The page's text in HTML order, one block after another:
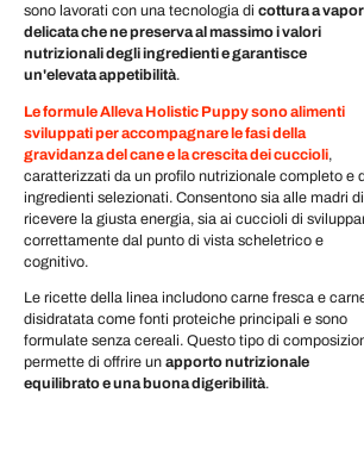
sono lavorati con una tecnologia di cottura a
delicata che ne preserva al massimo i valori
nutrizionali degli ingredienti e garantisce
un'elevata appetibilità.
Le formule Alleva Holistic Puppy sono alimenti
sviluppati per accompagnare le fasi della
gravidanza del cane e la crescita dei cuccioli,
caratterizzati da un profilo nutrizionale completo e
ingredienti selezionati. Consentono sia alle madri di
ricevere la giusta energia, sia ai cuccioli di
correttamente dal punto di vista scheletrico e
cognitivo.
Le ricette della linea includono carne fresca e
disidratata come fonti proteiche principali e sono
formulate senza cereali. Questo tipo di
permette di offrire un apporto nutrizionale
equilibrato e una buona digeribilità.